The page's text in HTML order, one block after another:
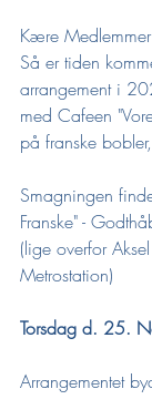
Kære Medlemmer
Så er tiden
arrangement i
med Cafeen
på franske
Smagningen
Franske" -
(lige overfor
Metrostation)
Torsdag d. 25.
Arrangementet